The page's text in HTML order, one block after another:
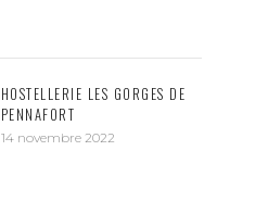
HOSTELLERIE LES GORGES DE
PENNAFORT
14 novembre 2022